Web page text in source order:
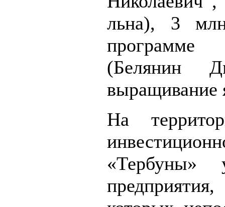
льна), 3
(Белянин
выращивание
На
«Тербуны»